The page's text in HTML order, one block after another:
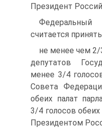
Президент
Федеральный
считается
не менее чем 2/
депутатов
менее 3/4
Совета
обеих палат
3/4 голосов
Президентом